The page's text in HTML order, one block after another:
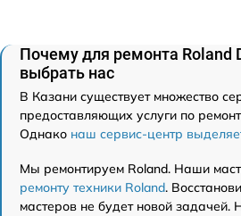
Почему для ремонта Roland
выбрать нас
В Казани существует множество
предоставляющих услуги по
Однако наш сервис-центр
Мы ремонтируем Roland. Наши
ремонту техники Roland.
мастеров не будет новой задачей.